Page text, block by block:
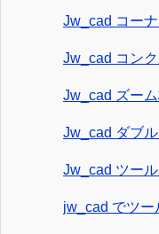
Jw_cad コー
Jw_cad コン
Jw_cad ズー
Jw_cad ダブ
Jw_cad ツール
jw_cad でツー